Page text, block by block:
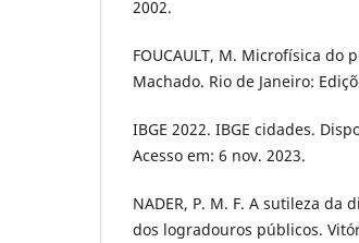
2002.
FOUCAULT, M. Microfísica do
Machado. Rio de Janeiro:
IBGE 2022. IBGE cidades.
Acesso em: 6 nov. 2023.
NADER, P. M. F. A sutileza
dos logradouros públicos.